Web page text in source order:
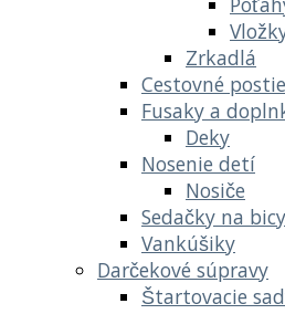
Zrkadlá
Cestovné
Fusaky a
Deky
Nosenie detí
Nosiče
Sedačky na
Vankúšiky
Darčekové súpravy
Štartovacie